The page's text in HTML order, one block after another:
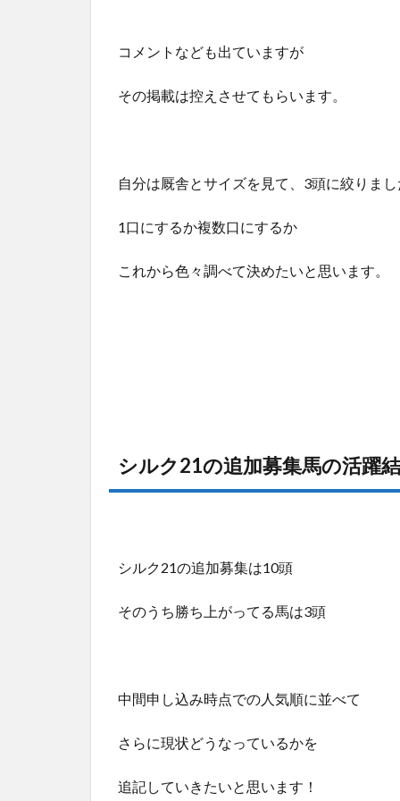
コメントなども出ていますが
その掲載は控えさせてもらいます。
自分は厩舎とサイズを見て、3頭に絞りま
1口にするか複数口にするか
これから色々調べて決めたいと思います。
シルク21の追加募集馬の活躍
シルク21の追加募集は10頭
そのうち勝ち上がってる馬は3頭
中間申し込み時点での人気順に並べて
さらに現状どうなっているかを
追記していきたいと思います！